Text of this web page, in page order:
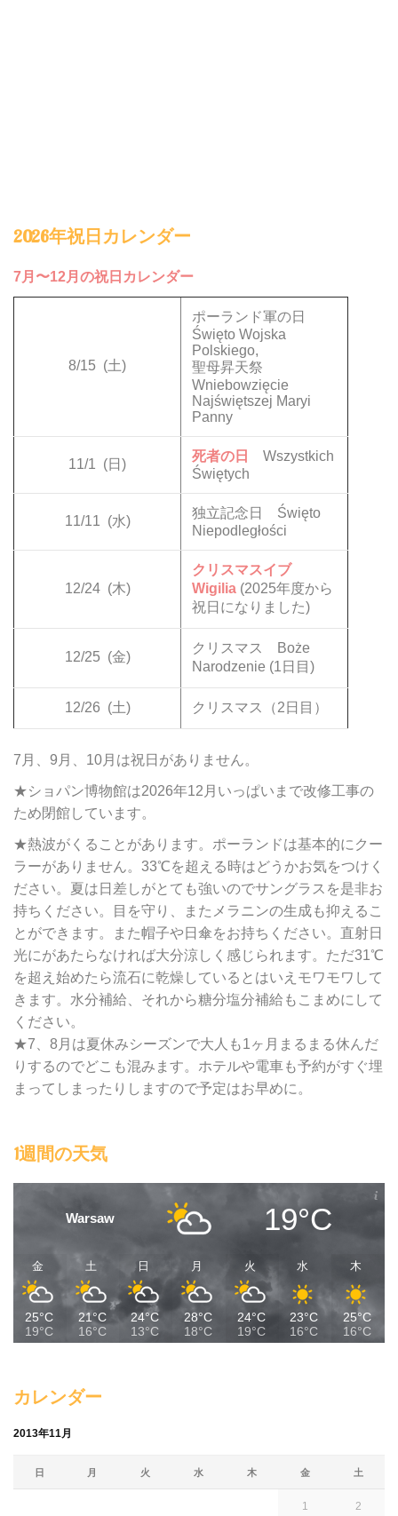
2026年祝日カレンダー
7月〜12月の祝日カレンダー
8/15 (土)
ポーランド軍の日
Święto Wojska
Polskiego,
聖母昇天祭
Wniebowzięcie
Najświętszej Maryi
Panny
11/1 (日)
死者の日
Wszystkich
Świętych
11/11 (水)
独立記念日 Święto
Niepodległości
12/24 (木)
クリスマスイブ
Wigilia (2025年度から
祝日になりました)
12/25 (金)
クリスマス Boże
Narodzenie (1日目)
12/26 (土) クリスマス（2日目）
7月、9月、10月は祝日がありません。
★ショパン博物館は2026年12月いっぱいまで改修工事の
ため閉館しています。
★熱波がくることがあります。ポーランドは基本的にクー
ラーがありません。33℃を超える時はどうかお気をつけく
ださい。夏は日差しがとても強いのでサングラスを是非お
持ちください。目を守り、またメラニンの生成も抑えるこ
とができます。また帽子や日傘をお持ちください。直射日
光にがあたらなければ大分涼しく感じられます。ただ31℃
を超え始めたら流石に乾燥しているとはいえモワモワして
きます。水分補給、それから糖分塩分補給もこまめにして
ください。
★7、8月は夏休みシーズンで大人も1ヶ月まるまる休んだ
りするのでどこも混みます。ホテルや電車も予約がすぐ埋
まってしまったりしますので予定はお早めに。
1週間の天気
Warsaw 19°C
金
25°C
19°C
土
21°C
16°C
日
24°C
13°C
月
28°C
18°C
火
24°C
19°C
水
23°C
16°C
木
25°C
16°C
カレンダー
2013年11月
日 月 火 水 木 金 土
1 2